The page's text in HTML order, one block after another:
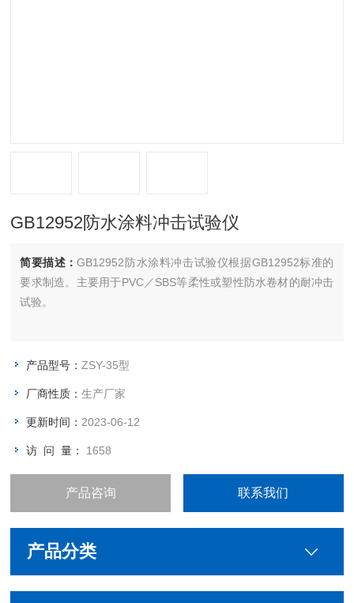
GB12952防水涂料冲击试验仪
简要描述：GB12952防水涂料冲击试验仪根据GB12952标准的
要求制造。主要用于PVC／SBS等柔性或塑性防水卷材的耐冲击
试验。
产品型号：ZSY-35型
厂商性质：生产厂家
更新时间： 2023-06-12
访 问 量： 1658
产品咨询 联系我们
产品分类